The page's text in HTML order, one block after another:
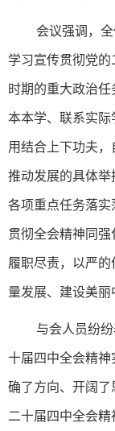
会议强调，
学习宣传贯彻党
时期的重大政治
本本学、联系实际
用结合上下功夫，
推动发展的具体
各项重点任务落
贯彻全会精神同
履职尽责，以严
量发展、建设美丽
与会人员纷纷
十届四中全会精
确了方向、开阔
二十届四中全会